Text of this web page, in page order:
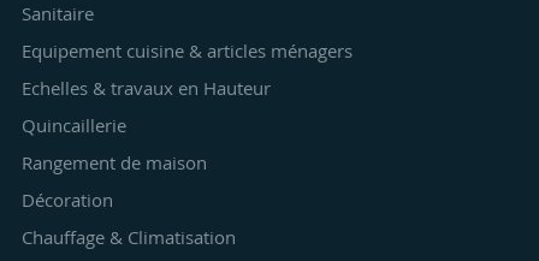
Sanitaire
Equipement cuisine & articles ménagers
Echelles & travaux en Hauteur
Quincaillerie
Rangement de maison
Décoration
Chauffage & Climatisation